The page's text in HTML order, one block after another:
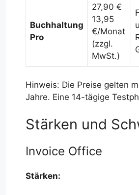
Buchhaltung
Pro
27,90 €
13,95
€/Monat
(zzgl.
MwSt.)
Hinweis: Die Preise gelten
Jahre. Eine 14-tägige
Stärken und
Invoice Office
Stärken: